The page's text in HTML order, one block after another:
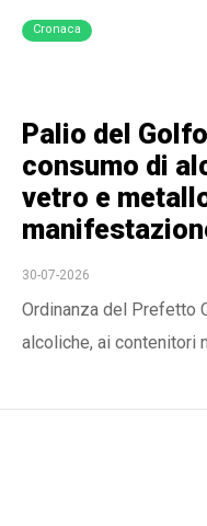
Cronaca
Palio del
consumo di
vetro e
30-07-2026
Ordinanza del Prefetto
alcoliche, ai contenitori